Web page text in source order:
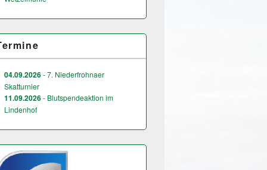
04.09.2026- 7. Niederfrohnaer
Skatturnier
11.09.2026- Blutspendeaktion im
Lindenhof